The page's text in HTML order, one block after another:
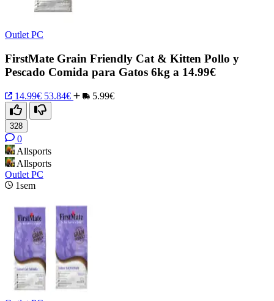
Outlet PC
FirstMate Grain Friendly Cat & Kitten Pollo y
Pescado Comida para Gatos 6kg a 14.99€
14.99€ 53.84€ 5.99€
328
0
Allsports
Allsports
Outlet PC
1sem